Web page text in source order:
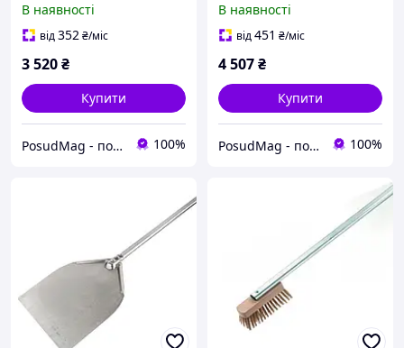
brush (ACF-SP/150)
В наявності
від352₴/міс
3 520₴
Купити
PosudMag - посуд, кухонний інвентар та товари для HoReCa 100%
(AC-SP/150)
В наявності
від451 ₴/міс
4 507₴
Купити
PosudMag - посуд, кухонний інвентар та товари для HoReCa 100%